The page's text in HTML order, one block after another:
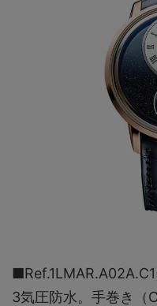
3気圧防水。手巻き（